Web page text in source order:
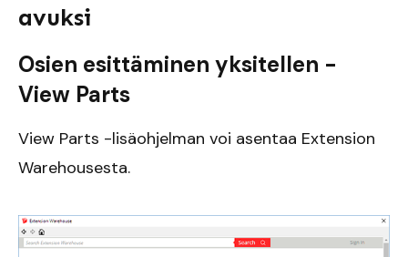
avuksi
Osien esittäminen yksitellen -
View Parts
View Parts -lisäohjelman voi asentaa Extension
Warehousesta.